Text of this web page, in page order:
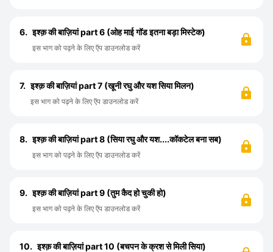
6. इश्क़ की बाज़ियां part 6 (ओह माई गॉड इतना बड़ा मिस्टेक)
इस भाग को पढ़ने के लिए ऍप डाउनलोड करें
7. इश्क़ की बाज़ियां part 7 (खूनी रघु और यश सिया मिलन)
इस भाग को पढ़ने के लिए ऍप डाउनलोड करें
8. इश्क़ की बाज़ियां part 8 (सिया रघु और यश....कॉकटेल बना सब)
इस भाग को पढ़ने के लिए ऍप डाउनलोड करें
9. इश्क़ की बाज़ियां part 9 (तुम कैद हो चुकी हो)
इस भाग को पढ़ने के लिए ऍप डाउनलोड करें
10. इश्क़ की बाज़ियां part 10 (बचपन के क्रश से मिली सिया)